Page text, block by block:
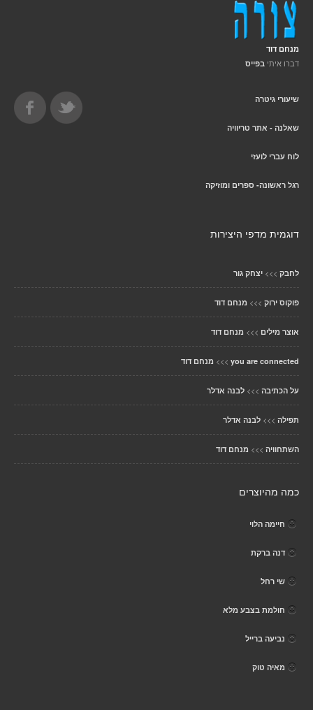
מנחם דוד
דברו איתי בפייס
שיעורי גיטרה
שאלנה - אתר טריוויה
לוח עברי לועזי
רגל ראשונה- ספרים ומוזיקה
דוגמית מדפי היצירות
לחבק >>> יצחק גור
פוקוס ירוק >>> מנחם דוד
אוצר מילים >>> מנחם דוד
you are connected
>>> מנחם דוד
על הכתיבה >>> לבנה אדלר
תפילה >>> לבנה אדלר
השתחוויה >>> מנחם דוד
כמה מהיוצרים
חיימה הלוי
דנה ברקת
שי רחל
חולמת בצבע מלא
נביעה ברייל
מאיה טוק